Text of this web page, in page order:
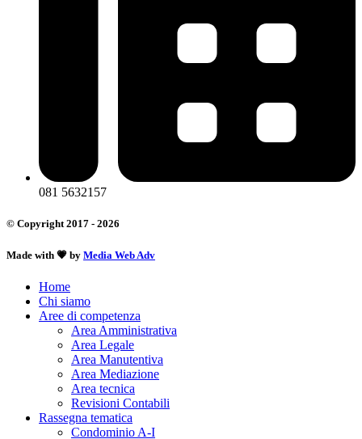
081 5632157
© Copyright 2017 - 2026
Made with 💗 by Media Web Adv
Home
Chi siamo
Aree di competenza
Area Amministrativa
Area Legale
Area Manutentiva
Area Mediazione
Area tecnica
Revisioni Contabili
Rassegna tematica
Condominio A-I